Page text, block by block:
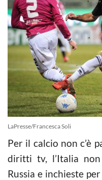
LaPresse/Francesca Soli
Per il calcio non c’è
diritti tv, l’Italia
Russia e inchieste